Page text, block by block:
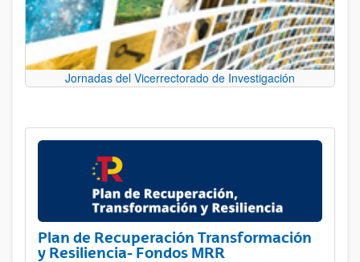
Jornadas del Vicerrectorado de Investigación
Plan de Recuperación Transformación
y Resiliencia- Fondos MRR